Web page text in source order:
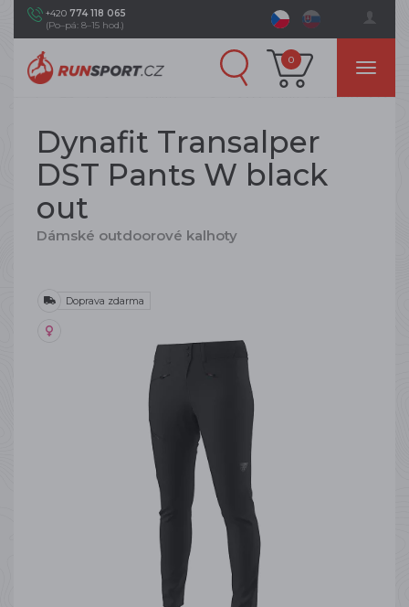
+420 774 118 065
(Po–pá: 8–15 hod.)
0
Dynafit Transalper
DST Pants W black
out
Dámské outdoorové kalhoty
Doprava zdarma